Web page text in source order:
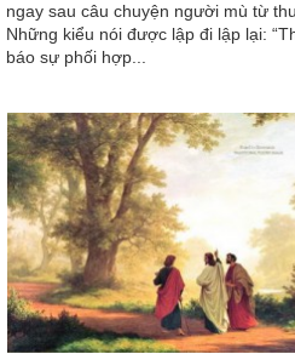
ngay sau câu chuyện người mù từ
Những kiểu nói được lập đi lập lại:
báo sự phối hợp...